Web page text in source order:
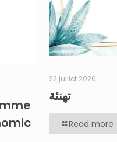
22 juillet 2026
تهنئة
Read more